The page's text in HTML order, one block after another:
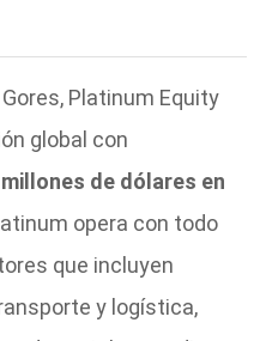
Platinum Equity
global con
de dólares en
opera con todo
que incluyen
y logística,